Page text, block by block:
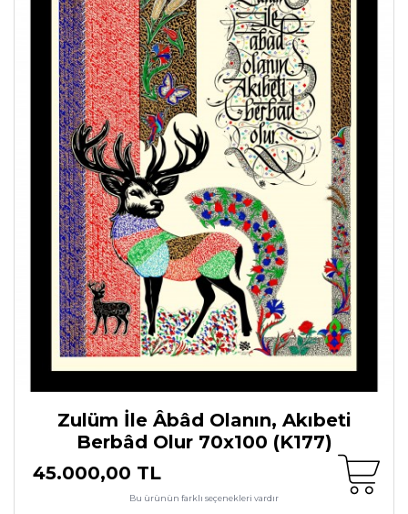
Zulüm İle Âbâd Olanın, Akıbeti
Berbâd Olur 70x100 (K177)
45.000,00 TL
Bu ürünün farklı seçenekleri vardır